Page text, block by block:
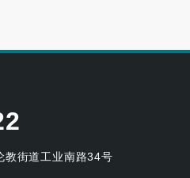
教街道工业南路34号